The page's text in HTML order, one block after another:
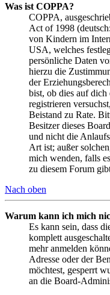
Was ist COPPA?
COPPA,
Act of 1998
von Kindern im
USA, welches
persönliche Daten
hierzu die
der
bist, ob dies auf dich
registrieren
Beistand zu Rate.
Besitzer dieses
und nicht die
Art ist; außer
mich wenden, falls
zu diesem Forum
Nach oben
Warum kann ich mich
Es kann sein, dass
komplett
mehr anmelden
Adresse oder der
möchtest, gesperrt
an die Board-